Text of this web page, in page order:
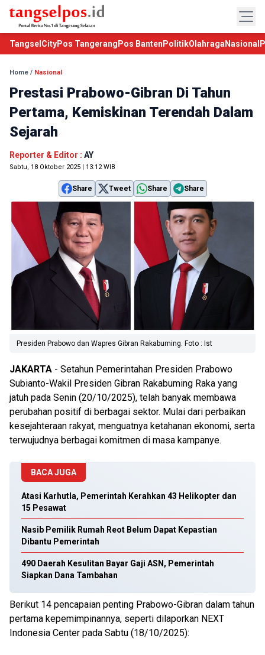
TangselCityPos Tangerang Pos Banten PolitikOlahraga Nasional
Home / Nasional
Prestasi Prabowo-Gibran Di Tahun
Pertama, Kemiskinan Terendah Dalam
Sejarah
Reporter & Editor : AY
Sabtu, 18 Oktober 2025 | 13:12 WIB
Share Tweet Share Share
Presiden Prabowo dan Wapres Gibran Rakabuming. Foto : Ist
JAKARTA - Setahun Pemerintahan Presiden Prabowo
Subianto-Wakil Presiden Gibran Rakabuming Raka yang
jatuh pada Senin (20/10/2025), telah banyak membawa
perubahan positif di berbagai sektor. Mulai dari perbaikan
kesejahteraan rakyat, menguatnya ketahanan ekonomi, serta
terwujudnya berbagai komitmen di masa kampanye.
BACA JUGA
Atasi Karhutla, Pemerintah Kerahkan 43 Helikopter dan
15 Pesawat
Nasib Pemilik Rumah Reot Belum Dapat Kepastian
Dibantu Pemerintah
490 Daerah Kesulitan Bayar Gaji ASN, Pemerintah
Siapkan Dana Tambahan
Berikut 14 pencapaian penting Prabowo-Gibran dalam tahun
pertama kepemimpinannya, seperti dilaporkan NEXT
Indonesia Center pada Sabtu (18/10/2025):